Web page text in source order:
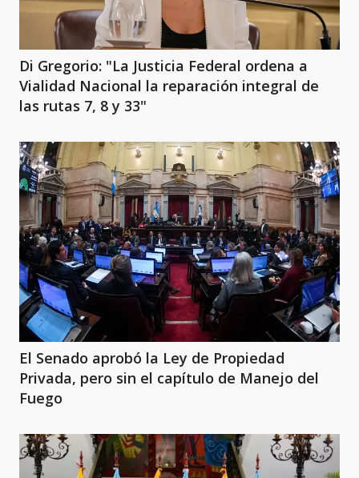
Di Gregorio: "La Justicia Federal ordena a
Vialidad Nacional la reparación integral de
las rutas 7, 8 y 33"
El Senado aprobó la Ley de Propiedad
Privada, pero sin el capítulo de Manejo del
Fuego